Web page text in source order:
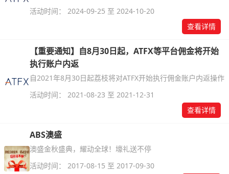
活动时间： 2024-09-25 至 2024-10-20
查看详情
【重要通知】自8月30日起，ATFX等平台佣金将开始
执行账户内返
自2021年8月30日起荔枝将对ATFX开始执行佣金账户内返操作
活动时间： 2021-08-23 至 2021-12-31
查看详情
ABS澳盛
澳盛金秋盛典，耀动全球！壕礼送不停
活动时间： 2017-08-15 至 2017-09-30